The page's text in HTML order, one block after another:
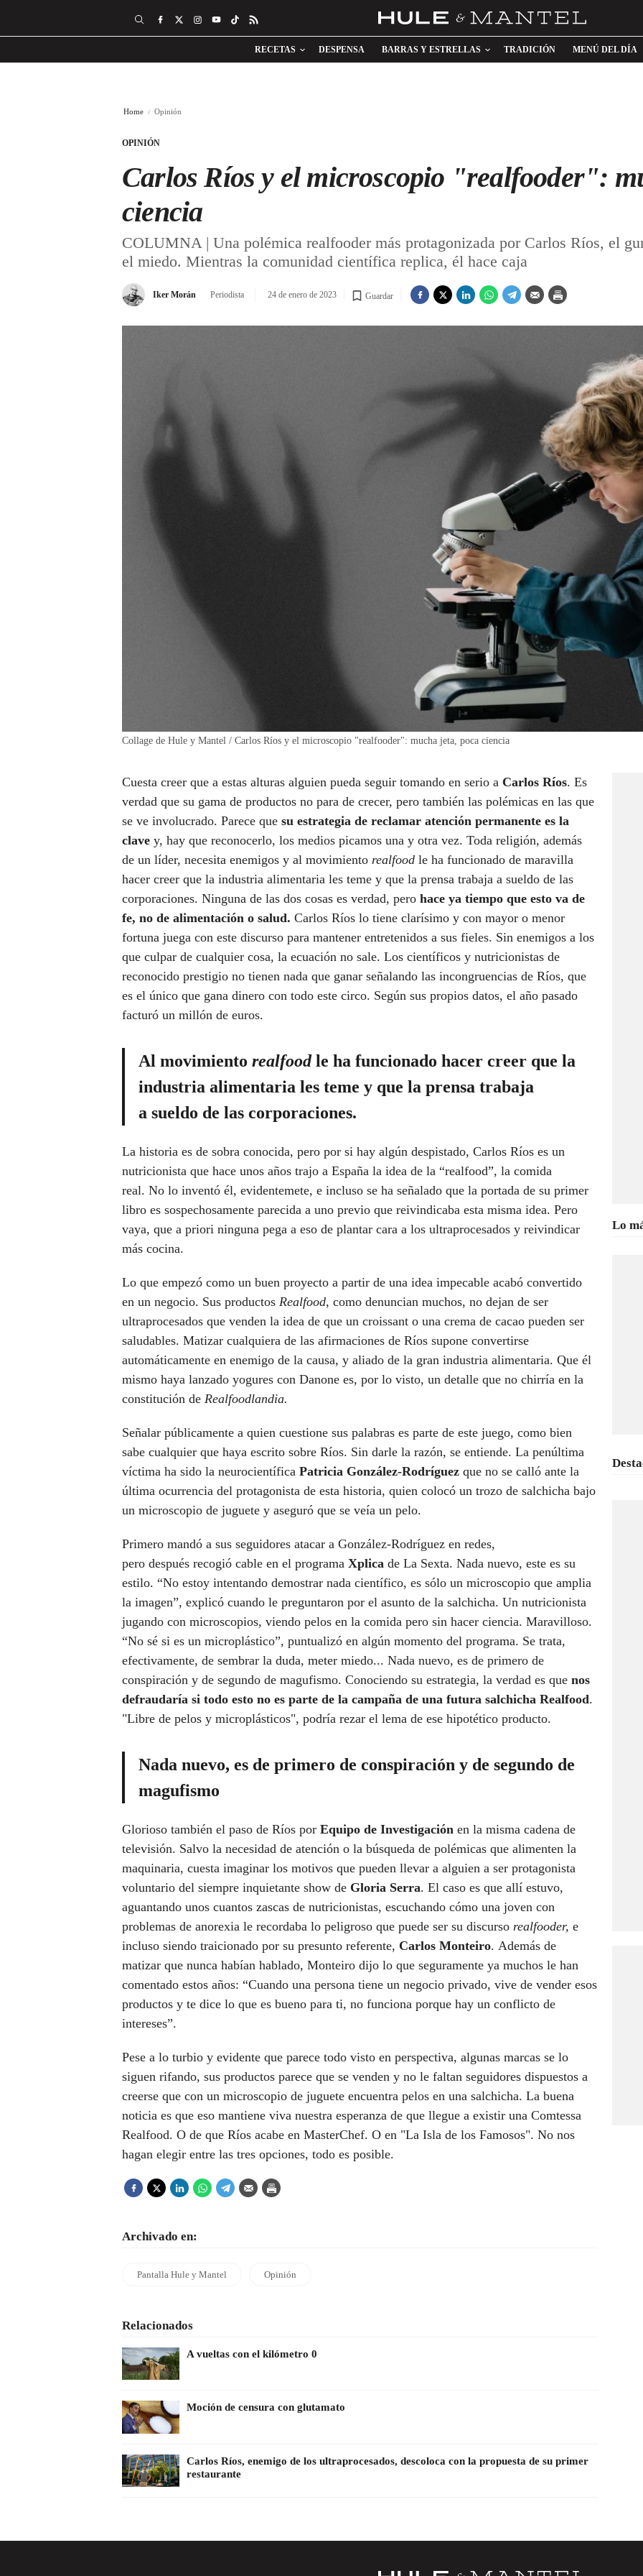
RECETAS DESPENSA BARRAS Y ESTRELLAS TRADICIÓN MENÚ DEL DÍA
Home Opinión
OPINIÓN
Carlos Ríos y el microscopio "realfooder":
ciencia
COLUMNA | Una polémica realfooder más protagonizada por Carlos Ríos, el
el miedo. Mientras la comunidad científica replica, él hace caja
Iker Morán Periodista 24 de enero de 2023 Guardar
Collage de Hule y Mantel / Carlos Ríos y el microscopio "realfooder": mucha jeta, poca ciencia
Cuesta creer que a estas alturas alguien pueda seguir tomando en serio a Carlos Ríos. Es
verdad que su gama de productos no para de crecer, pero también las polémicas en las que
se ve involucrado. Parece que su estrategia de reclamar atención permanente es la
clave y, hay que reconocerlo, los medios picamos una y otra vez. Toda religión, además
de un líder, necesita enemigos y al movimiento realfood le ha funcionado de maravilla
hacer creer que la industria alimentaria les teme y que la prensa trabaja a sueldo de las
corporaciones. Ninguna de las dos cosas es verdad, pero hace ya tiempo que esto va de
fe, no de alimentación o salud. Carlos Ríos lo tiene clarísimo y con mayor o menor
fortuna juega con este discurso para mantener entretenidos a sus fieles. Sin enemigos a los
que culpar de cualquier cosa, la ecuación no sale. Los científicos y nutricionistas de
reconocido prestigio no tienen nada que ganar señalando las incongruencias de Ríos, que
es el único que gana dinero con todo este circo. Según sus propios datos, el año pasado
facturó un millón de euros.
Al movimiento realfoodle ha funcionado hacer creer que la
industria alimentaria les teme y que la prensa trabaja
a sueldo de las corporaciones.
La historia es de sobra conocida, pero por si hay algún despistado, Carlos Ríos es un
nutricionista que hace unos años trajo a España la idea de la “realfood”, la comida
real. No lo inventó él, evidentemete, e incluso se ha señalado que la portada de su primer
libro es sospechosamente parecida a uno previo que reivindicaba esta misma idea. Pero
vaya, que a priori ninguna pega a eso de plantar cara a los ultraprocesados y reivindicar
más cocina.
Lo que empezó como un buen proyecto a partir de una idea impecable acabó convertido
en un negocio. Sus productos Realfood, como denuncian muchos, no dejan de ser
ultraprocesados que venden la idea de que un croissant o una crema de cacao pueden ser
saludables. Matizar cualquiera de las afirmaciones de Ríos supone convertirse
automáticamente en enemigo de la causa, y aliado de la gran industria alimentaria. Que él
mismo haya lanzado yogures con Danone es, por lo visto, un detalle que no chirría en la
constitución de Realfoodlandia.
Señalar públicamente a quien cuestione sus palabras es parte de este juego, como bien
sabe cualquier que haya escrito sobre Ríos. Sin darle la razón, se entiende. La penúltima
víctima ha sido la neurocientífica Patricia González-Rodríguez que no se calló ante la
última ocurrencia del protagonista de esta historia, quien colocó un trozo de salchicha bajo
un microscopio de juguete y aseguró que se veía un pelo.
Primero mandó a sus seguidores atacar a González-Rodríguez en redes,
pero después recogió cable en el programa Xplica de La Sexta. Nada nuevo, este es su
estilo. “No estoy intentando demostrar nada científico, es sólo un microscopio que amplia
la imagen”, explicó cuando le preguntaron por el asunto de la salchicha. Un nutricionista
jugando con microscopios, viendo pelos en la comida pero sin hacer ciencia. Maravilloso.
“No sé si es un microplástico”, puntualizó en algún momento del programa. Se trata,
efectivamente, de sembrar la duda, meter miedo... Nada nuevo, es de primero de
conspiración y de segundo de magufismo. Conociendo su estrategia, la verdad es que nos
defraudaría si todo esto no es parte de la campaña de una futura salchicha Realfood.
"Libre de pelos y microplásticos", podría rezar el lema de ese hipotético producto.
Nada nuevo, es de primero de conspiración y de segundo de
magufismo
Glorioso también el paso de Ríos por Equipo de Investigación en la misma cadena de
televisión. Salvo la necesidad de atención o la búsqueda de polémicas que alimenten la
maquinaria, cuesta imaginar los motivos que pueden llevar a alguien a ser protagonista
voluntario del siempre inquietante show de Gloria Serra. El caso es que allí estuvo,
aguantando unos cuantos zascas de nutricionistas, escuchando cómo una joven con
problemas de anorexia le recordaba lo peligroso que puede ser su discurso realfooder, e
incluso siendo traicionado por su presunto referente, Carlos Monteiro. Además de
matizar que nunca habían hablado, Monteiro dijo lo que seguramente ya muchos le han
comentado estos años: “Cuando una persona tiene un negocio privado, vive de vender esos
productos y te dice lo que es bueno para ti, no funciona porque hay un conflicto de
intereses”.
Pese a lo turbio y evidente que parece todo visto en perspectiva, algunas marcas se lo
siguen rifando, sus productos parece que se venden y no le faltan seguidores dispuestos a
creerse que con un microscopio de juguete encuentra pelos en una salchicha. La buena
noticia es que eso mantiene viva nuestra esperanza de que llegue a existir una Comtessa
Realfood. O de que Ríos acabe en MasterChef. O en "La Isla de los Famosos". No nos
hagan elegir entre las tres opciones, todo es posible.
Archivado en:
Pantalla Hule y Mantel Opinión
Relacionados
A vueltas con el kilómetro 0
Moción de censura con glutamato
Carlos Ríos, enemigo de los ultraprocesados, descoloca con la propuesta de su primer
restaurante
Lo